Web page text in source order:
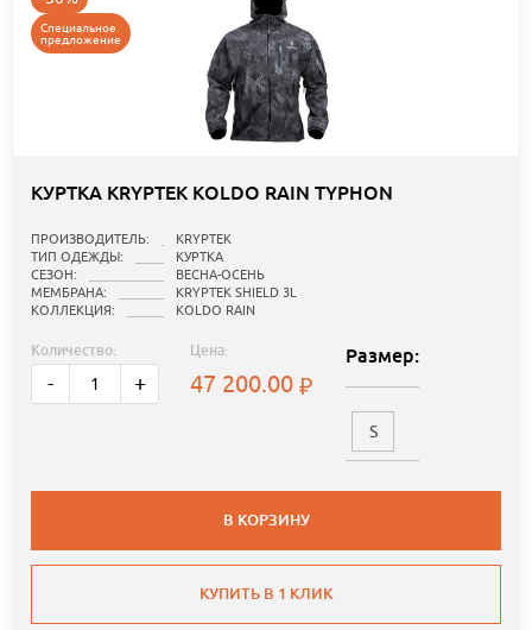
Специальное
предложение
КУРТКА KRYPTEK KOLDO RAIN TYPHON
ПРОИЗВОДИТЕЛЬ:
KRYPTEK
ТИП ОДЕЖДЫ:
КУРТКА
СЕЗОН:
ВЕСНА-ОСЕНЬ
МЕМБРАНА:
KRYPTEK SHIELD 3L
КОЛЛЕКЦИЯ:
KOLDO RAIN
Количество:
- +
Цена:
47 200.00
Размер:
S
В КОРЗИНУ
КУПИТЬ В 1 КЛИК